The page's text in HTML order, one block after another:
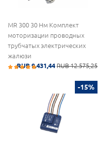
MR 300 30 Нм Комплект
моторизации проводных
трубчатых электрических
жалюзи
RUB 9.431,44 RUB 12.575,25
-15%